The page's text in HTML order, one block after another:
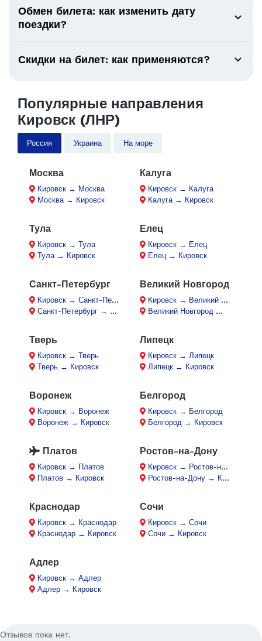
Обмен билета: как изменить дату
поездки?
Скидки на билет: как применяются?
Популярные направления
Кировск (ЛНР)
Россия Украина На море
Москва
Кировск → Москва
Москва → Кировск
Калуга
Кировск → Калуга
Калуга → Кировск
Тула
Кировск → Тула
Тула → Кировск
Елец
Кировск → Елец
Елец → Кировск
Санкт-Петербург
Кировск → Санкт-Петербург
Санкт-Петербург → Кировск
Великий Новгород
Кировск → Великий Новгород
Великий Новгород → Кировск
Тверь
Кировск → Тверь
Тверь → Кировск
Липецк
Кировск → Липецк
Липецк → Кировск
Воронеж
Кировск → Воронеж
Воронеж → Кировск
Белгород
Кировск → Белгород
Белгород → Кировск
Платов
Кировск → Платов
Платов → Кировск
Ростов-на-Дону
Кировск → Ростов-на-Дону
Ростов-на-Дону → Кировск
Краснодар
Кировск → Краснодар
Краснодар → Кировск
Сочи
Кировск → Сочи
Сочи → Кировск
Адлер
Кировск → Адлер
Адлер → Кировск
Отзывов пока нет.